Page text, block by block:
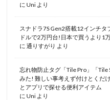
に Uni より
スナドラ7S Gen2搭載12インチ
ドルで2万円台!日本で買うより1
に 通りすがり より
忘れ物防止タグ「Tile Pro」「
みた! 難しい事考えず付けとくだ
とアプリで探せる便利アイテム
に Uni より